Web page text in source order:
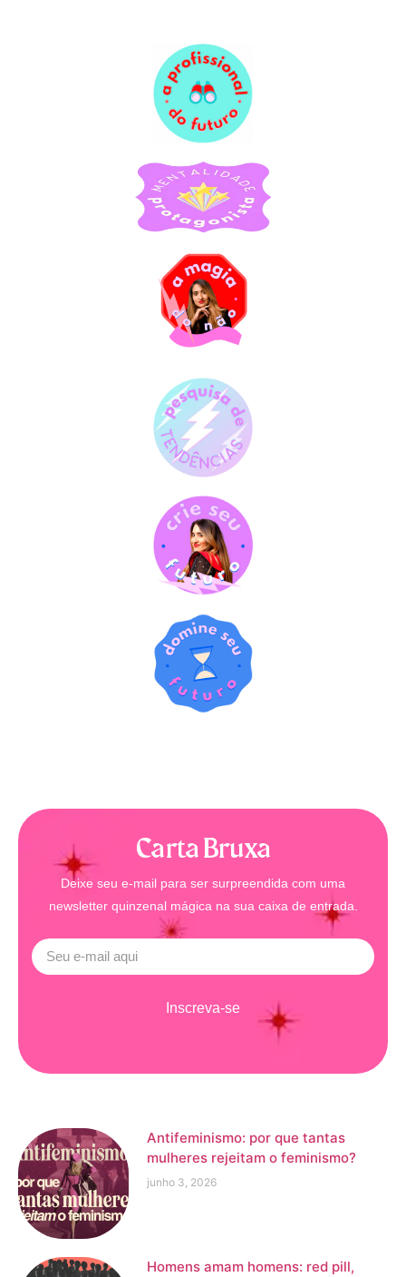
Carta Bruxa
Deixe seu e-mail para ser surpreendida com uma
newsletter quinzenal mágica na sua caixa de entrada.
Inscreva-se
Antifeminismo: por que tantas
mulheres rejeitam o feminismo?
junho 3, 2026
Homens amam homens: red pill,